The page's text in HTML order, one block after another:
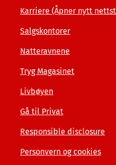
Karriere (Åpner nytt
Salgskontorer
Natteravnene
Tryg Magasinet
Livbøyen
Gå til Privat
Responsible disclosure
Personvern og cookies